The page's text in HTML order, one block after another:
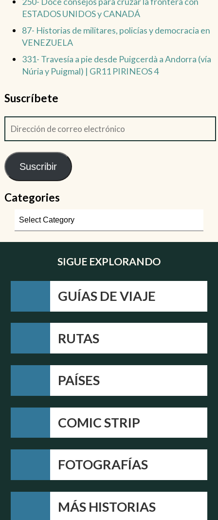
ESTADOS UNIDOS y CANADÁ
87- Historias de militares, policías y democracia en
VENEZUELA
331- Travesía a pie desde Puigcerdà a Andorra (vía
Núria y Puigmal) | GR11 PIRINEOS 4
Suscríbete
Suscribir
Categories
SIGUE EXPLORANDO
GUÍAS DE VIAJE
RUTAS
PAÍSES
COMIC STRIP
FOTOGRAFÍAS
MÁS HISTORIAS